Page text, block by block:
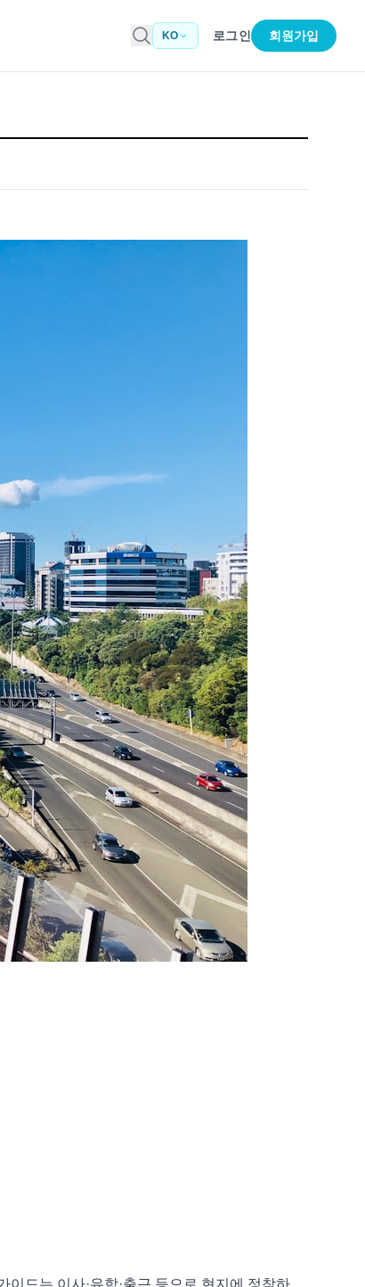
KO 로그인 회원가입
이드는 이사·유학·출근 등으로 현지에 정착하